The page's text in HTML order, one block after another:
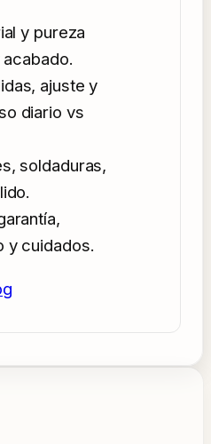
y pureza
ajuste y
diario vs
soldaduras,
y cuidados.